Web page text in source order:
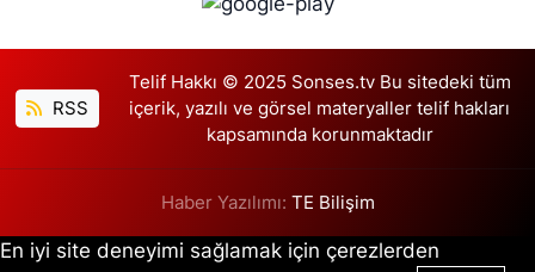
RSS
Telif Hakkı © 2025 Sonses.tv Bu sitedeki tüm
içerik, yazılı ve görsel materyaller telif hakları
kapsamında korunmaktadır
Haber Yazılımı: TE Bilişim
En iyi site deneyimi sağlamak için çerezlerden